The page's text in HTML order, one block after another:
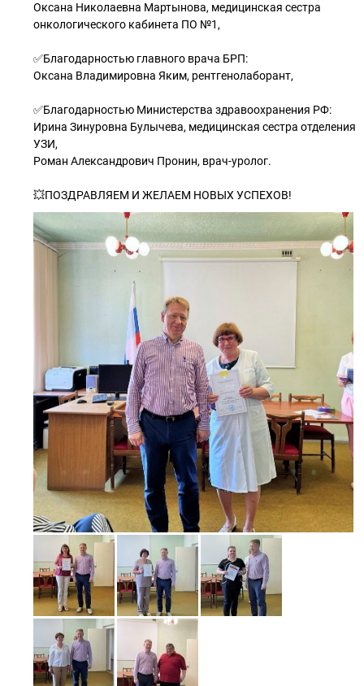
Оксана Николаевна Мартынова, медицинская сестра
онкологического кабинета ПО №1,
✅Благодарностью главного врача БРП:
Оксана Владимировна Яким, рентгенолаборант,
✅Благодарностью Министерства здравоохранения РФ:
Ирина Зинуровна Булычева, медицинская сестра отделения
УЗИ,
Роман Александрович Пронин, врач-уролог.
💥ПОЗДРАВЛЯЕМ И ЖЕЛАЕМ НОВЫХ УСПЕХОВ!